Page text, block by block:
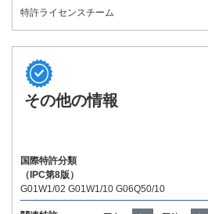
特許ライセンスチーム
その他の情報
国際特許分類
（IPC第8版）
G01W1/02 G01W1/10 G06Q50/10